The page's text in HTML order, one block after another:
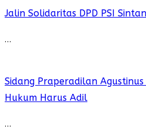
Jalin Solidaritas DPD PSI
…
Sidang Praperadilan Agustinus
Hukum Harus Adil
…